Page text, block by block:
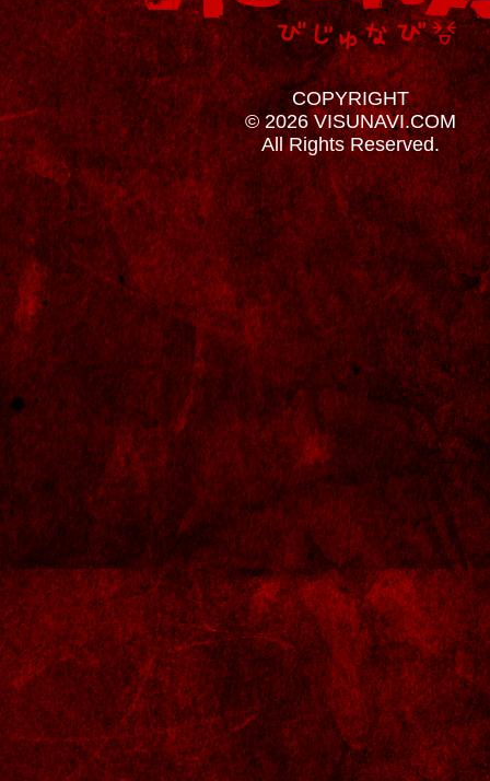
COPYRIGHT
© 2026 VISUNAVI.COM
All Rights Reserved.